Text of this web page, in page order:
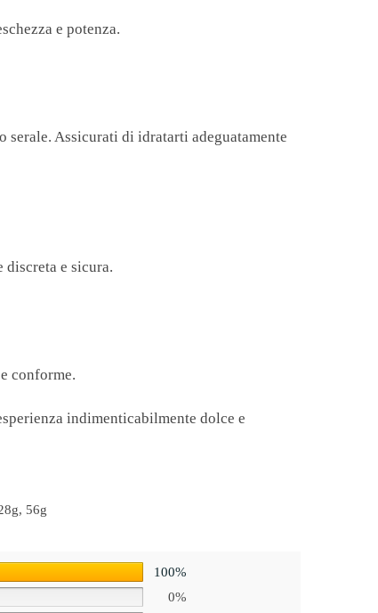
e potenza.
Assicurati di idratarti adeguatamente
e sicura.
conforme.
indimenticabilmente dolce e
56g
100%
0%